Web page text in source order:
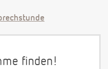
finden!